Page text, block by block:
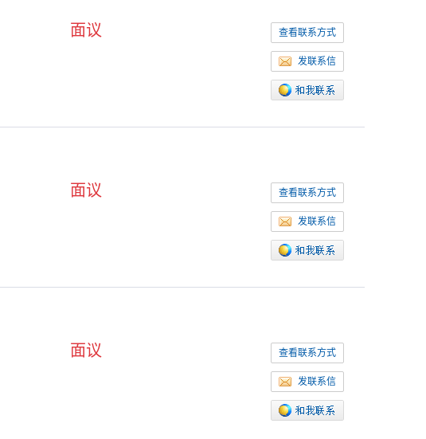
查看联系方式
发联系信
面议
查看联系方式
发联系信
面议
查看联系方式
发联系信
面议